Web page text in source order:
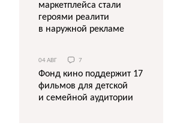
маркетплейса стали
героями реалити
в наружной рекламе
04 АВГ 7
Фонд кино поддержит 17
фильмов для детской
и семейной аудитории